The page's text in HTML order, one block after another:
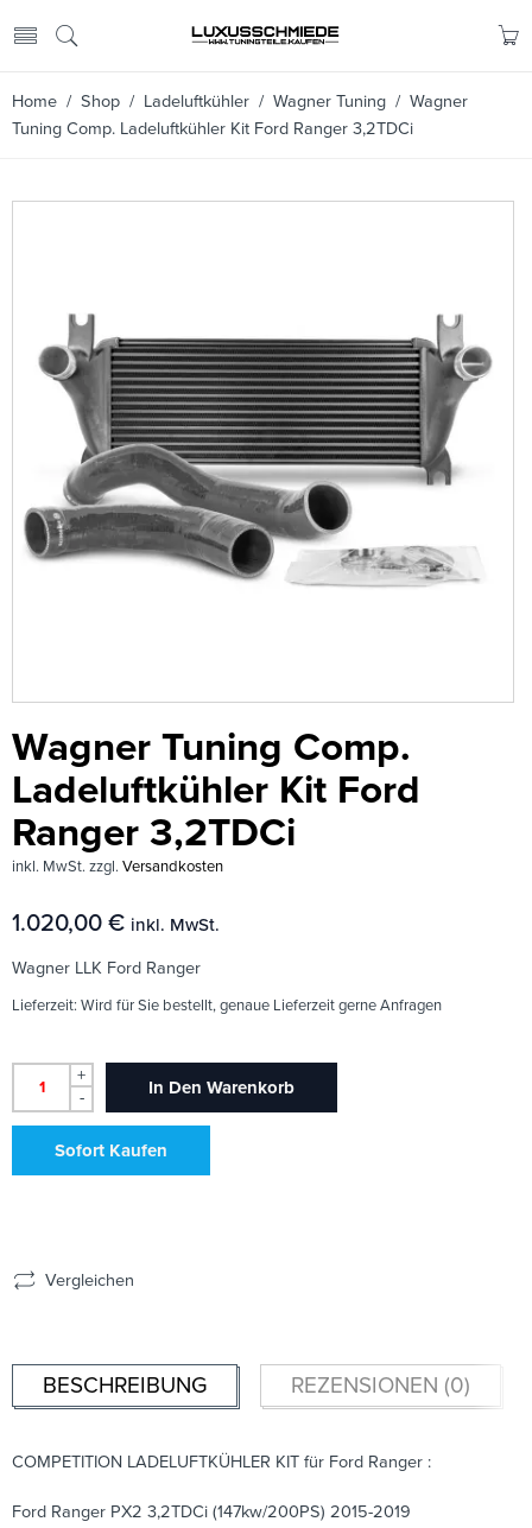
Home / Shop / Ladeluftkühler / Wagner Tuning / Wagner
Tuning Comp. Ladeluftkühler Kit Ford Ranger 3,2TDCi
Wagner Tuning Comp.
Ladeluftkühler Kit Ford
Ranger 3,2TDCi
inkl. MwSt. zzgl. Versandkosten
1.020,00 € inkl. MwSt.
Wagner LLK Ford Ranger
Lieferzeit: Wird für Sie bestellt, genaue Lieferzeit gerne Anfragen
+
-
In Den Warenkorb
Sofort Kaufen
Vergleichen
BESCHREIBUNG REZENSIONEN (0)
COMPETITION LADELUFTKÜHLER KIT für Ford Ranger :
Ford Ranger PX2 3,2TDCi (147kw/200PS) 2015-2019